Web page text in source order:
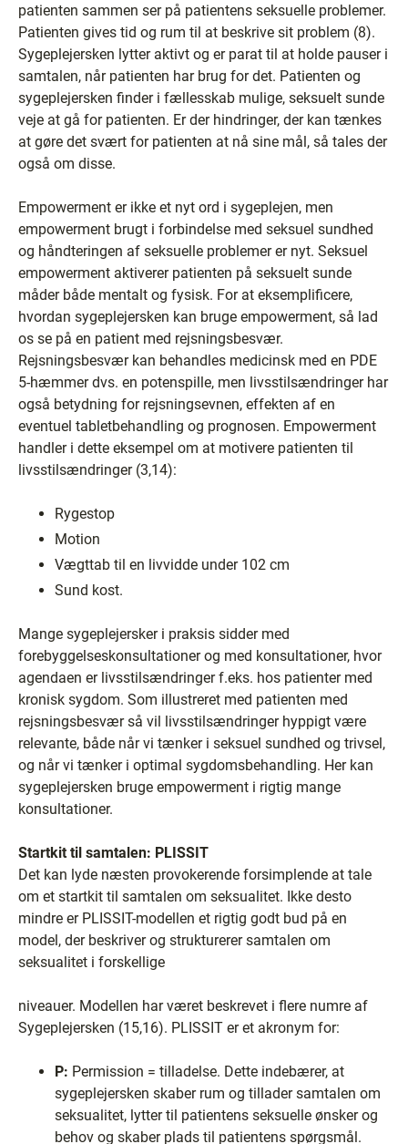
patienten sammen ser på patientens seksuelle problemer.
Patienten gives tid og rum til at beskrive sit problem (8).
Sygeplejersken lytter aktivt og er parat til at holde pauser i
samtalen, når patienten har brug for det. Patienten og
sygeplejersken finder i fællesskab mulige, seksuelt sunde
veje at gå for patienten. Er der hindringer, der kan tænkes
at gøre det svært for patienten at nå sine mål, så tales der
også om disse.
Empowerment er ikke et nyt ord i sygeplejen, men
empowerment brugt i forbindelse med seksuel sundhed
og håndteringen af seksuelle problemer er nyt. Seksuel
empowerment aktiverer patienten på seksuelt sunde
måder både mentalt og fysisk. For at eksemplificere,
hvordan sygeplejersken kan bruge empowerment, så lad
os se på en patient med rejsningsbesvær.
Rejsningsbesvær kan behandles medicinsk med en PDE
5-hæmmer dvs. en potenspille, men livsstilsændringer har
også betydning for rejsningsevnen, effekten af en
eventuel tabletbehandling og prognosen. Empowerment
handler i dette eksempel om at motivere patienten til
livsstilsændringer (3,14):
Rygestop
Motion
Vægttab til en livvidde under 102 cm
Sund kost.
Mange sygeplejersker i praksis sidder med
forebyggelseskonsultationer og med konsultationer, hvor
agendaen er livsstilsændringer f.eks. hos patienter med
kronisk sygdom. Som illustreret med patienten med
rejsningsbesvær så vil livsstilsændringer hyppigt være
relevante, både når vi tænker i seksuel sundhed og trivsel,
og når vi tænker i optimal sygdomsbehandling. Her kan
sygeplejersken bruge empowerment i rigtig mange
konsultationer.
Startkit til samtalen: PLISSIT
Det kan lyde næsten provokerende forsimplende at tale
om et startkit til samtalen om seksualitet. Ikke desto
mindre er PLISSIT-modellen et rigtig godt bud på en
model, der beskriver og strukturerer samtalen om
seksualitet i forskellige
niveauer. Modellen har været beskrevet i flere numre af
Sygeplejersken (15,16). PLISSIT er et akronym for:
P: Permission = tilladelse. Dette indebærer, at
sygeplejersken skaber rum og tillader samtalen om
seksualitet, lytter til patientens seksuelle ønsker og
behov og skaber plads til patientens spørgsmål.